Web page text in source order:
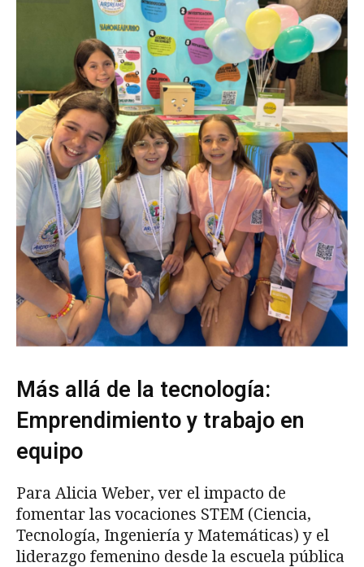
Más allá de la tecnología:
Emprendimiento y trabajo en
equipo
Para Alicia Weber, ver el impacto de
fomentar las vocaciones STEM (Ciencia,
Tecnología, Ingeniería y Matemáticas) y el
liderazgo femenino desde la escuela pública